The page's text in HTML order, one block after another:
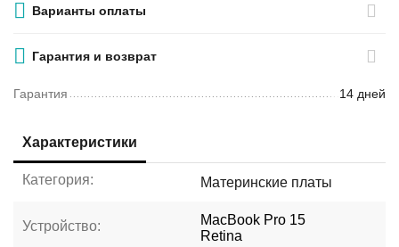
Варианты оплаты
Гарантия и возврат
Гарантия 14 дней
Характеристики
Категория: Материнские платы
Устройство:
MacBook Pro 15
Retina